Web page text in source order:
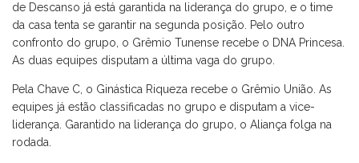
de Descanso já está garantida na liderança do grupo, e o time
da casa tenta se garantir na segunda posição. Pelo outro
confronto do grupo, o Grêmio Tunense recebe o DNA Princesa.
As duas equipes disputam a última vaga do grupo.
Pela Chave C, o Ginástica Riqueza recebe o Grêmio União. As
equipes já estão classificadas no grupo e disputam a vice-
liderança. Garantido na liderança do grupo, o Aliança folga na
rodada.